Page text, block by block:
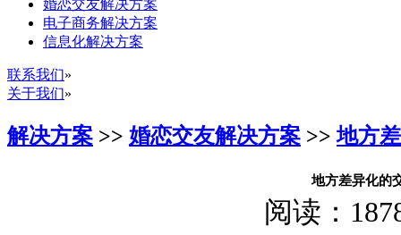
婚恋交友解决方案
电子商务解决方案
信息化解决方案
联系我们»
关于我们»
解决方案 >> 婚恋交友解决方案 >>地方
地方差异化的
阅读：